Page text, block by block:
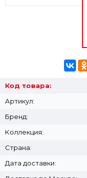
Код товара:
Артикул:
Бренд:
Коллекция:
Страна:
Дата доставки: